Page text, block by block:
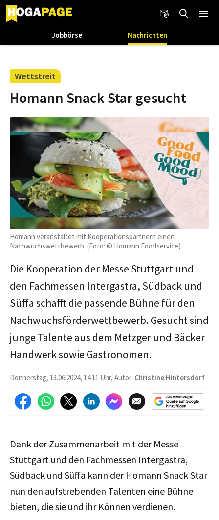
Jobbörse Nachrichten
Wettstreit
Homann Snack Star gesucht
Homann veranstaltet mit Kooperationspartnern einen
Nachwuchswettbewerb. (Foto: © Homann Foodservice)
Die Kooperation der Messe Stuttgart und
den Fachmessen Intergastra, Südback und
Süffa schafft die passende Bühne für den
Nachwuchsförderwettbewerb. Gesucht sind
junge Talente aus dem Metzger und Bäcker
Handwerk sowie Gastronomen.
Donnerstag, 13.06.2024, 14:11 Uhr, Autor: Christine Hintersdorf
Dank der Zusammenarbeit mit der Messe
Stuttgart und den Fachmessen Intergastra,
Südback und Süffa kann der Homann Snack Star
nun den aufstrebenden Talenten eine Bühne
bieten, die sie und ihr Können verdienen.